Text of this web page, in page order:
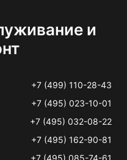
и
+7 (499) 110-28-43
+7 (495) 023-10-01
+7 (495) 032-08-22
+7 (495) 162-90-81
+7 (495) 085-74-61